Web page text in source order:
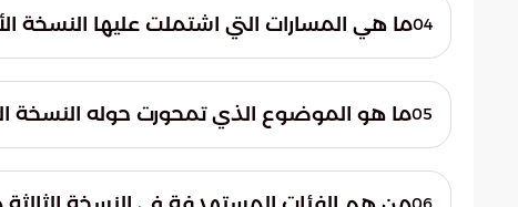
المتخصص في مجالات الطاقة، والاقتصاد،
هذه المجالات.
04ما هي المسارات التي اشتملت عليها النسخة
متخصصة) ومسار الترجمة (ترجمة ملخصات05ما هو الموضوع الذي تمحورت حوله النسخة
السعودية.